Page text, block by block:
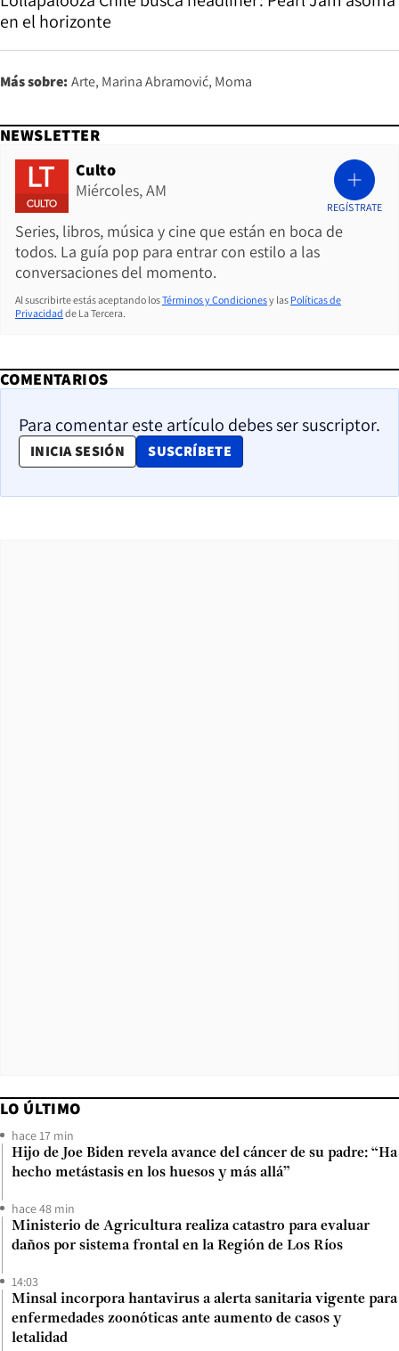
en el horizonte
Más sobre: Arte Marina Abramović Moma
NEWSLETTER
Culto
Miércoles, AM
Series, libros, música y cine que están en boca de
todos. La guía pop para entrar con estilo a las
conversaciones del momento.
REGÍSTRATE
Al suscribirte estás aceptando losTérminos y Condicionesy las Políticas de
Privacidad de La Tercera.
COMENTARIOS
Para comentar este artículo debes ser suscriptor.
INICIA SESIÓN SUSCRÍBETE
OPENS IN NEW WINDOW
LO ÚLTIMO
hace 17 min
Hijo de Joe Biden revela avance del cáncer de su padre: “Ha
hecho metástasis en los huesos y más allá”
hace 48 min
Ministerio de Agricultura realiza catastro para evaluar
daños por sistema frontal en la Región de Los Ríos
14:03
Minsal incorpora hantavirus a alerta sanitaria vigente para
enfermedades zoonóticas ante aumento de casos y
letalidad